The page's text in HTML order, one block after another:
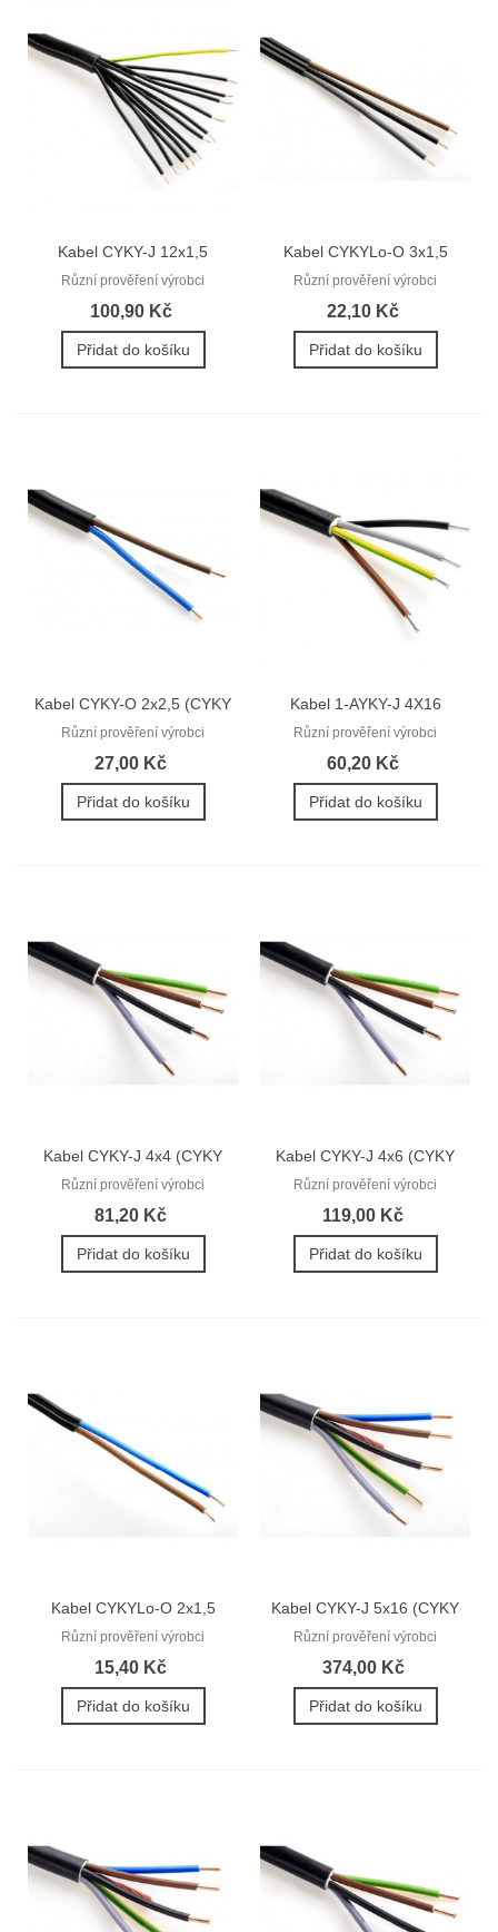
Kabel CYKY-J 12x1,5
(CYKY 12Cx1,5)
Různí prověření výrobci
100,90 Kč
Přidat do košíku
Kabel CYKYLo-O 3x1,5
(CYKYLo...
Různí prověření výrobci
22,10 Kč
Přidat do košíku
Kabel CYKY-O 2x2,5 (CYKY
2Dx2,5)
Různí prověření výrobci
27,00 Kč
Přidat do košíku
Kabel 1-AYKY-J 4X16
(AYKY 4Bx16)
Různí prověření výrobci
60,20 Kč
Přidat do košíku
Kabel CYKY-J 4x4 (CYKY
4Bx4)
Různí prověření výrobci
81,20 Kč
Přidat do košíku
Kabel CYKY-J 4x6 (CYKY
4Bx6)
Různí prověření výrobci
119,00 Kč
Přidat do košíku
Kabel CYKYLo-O 2x1,5
(CYKYLo...
Různí prověření výrobci
15,40 Kč
Přidat do košíku
Kabel CYKY-J 5x16 (CYKY
5Cx16)
Různí prověření výrobci
374,00 Kč
Přidat do košíku